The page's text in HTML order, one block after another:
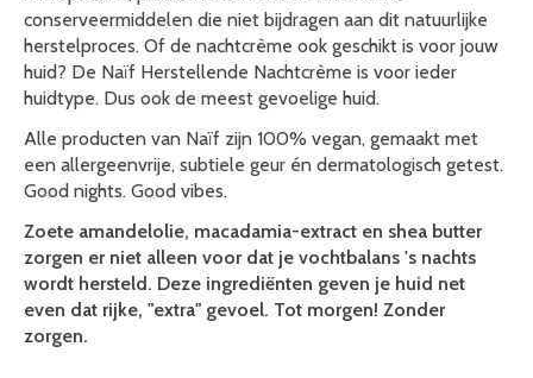
conserveermiddelen die niet bijdragen aan dit natuurlijke
herstelproces. Of de nachtcrème ook geschikt is voor jouw
huid? De Naïf Herstellende Nachtcrème is voor ieder
huidtype. Dus ook de meest gevoelige huid.
Alle producten van Naïf zijn 100% vegan, gemaakt met
een allergeenvrije, subtiele geur én dermatologisch getest.
Good nights. Good vibes.
Zoete amandelolie, macadamia-extract en shea butter
zorgen er niet alleen voor dat je vochtbalans 's nachts
wordt hersteld. Deze ingrediënten geven je huid net
even dat rijke, "extra" gevoel. Tot morgen! Zonder
zorgen.